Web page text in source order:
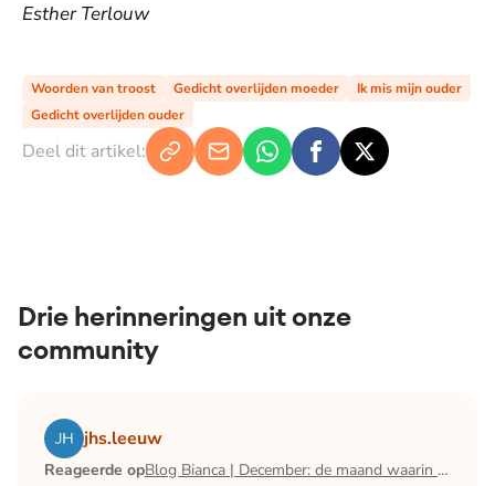
Esther Terlouw
Woorden van troost Gedicht overlijden moeder
Ik mis mijn ouder
Gedicht overlijden ouder
Deel dit artikel:
Drie herinneringen uit onze
community
jhs.leeuw
Reageerde op Blog Bianca | December: de maand waarin ik mijn man verloor
Lees het artikel Blog Bianca | December: de maand